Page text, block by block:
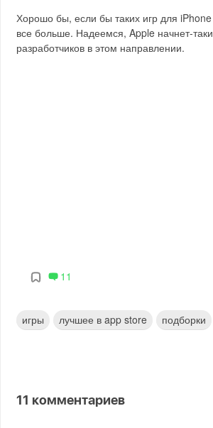
Хорошо бы, если бы таких игр для
все больше. Надеемся, Apple начнет-
разработчиков в этом направлении.
11
игры лучшее в app store подборки
11 комментариев